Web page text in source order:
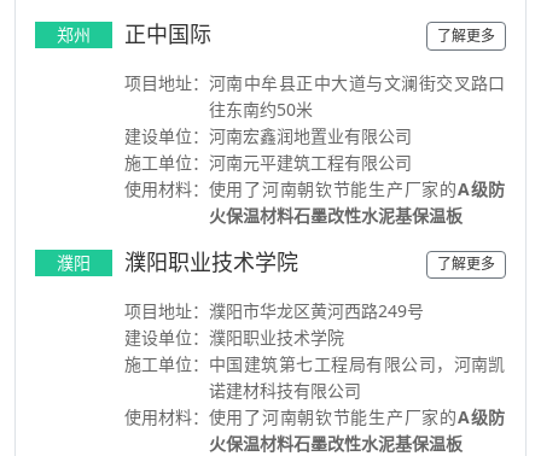
郑州 正中国际 了解更多
项目地址： 河南中牟县正中大道与文澜街交叉路口
往东南约50米
建设单位： 河南宏鑫润地置业有限公司
施工单位： 河南元平建筑工程有限公司
使用材料： 使用了河南朝钦节能生产厂家的A级防
火保温材料石墨改性水泥基保温板
濮阳 濮阳职业技术学院 了解更多
项目地址： 濮阳市华龙区黄河西路249号
建设单位： 濮阳职业技术学院
施工单位： 中国建筑第七工程局有限公司，河南凯
诺建材科技有限公司
使用材料： 使用了河南朝钦节能生产厂家的A级防
火保温材料石墨改性水泥基保温板